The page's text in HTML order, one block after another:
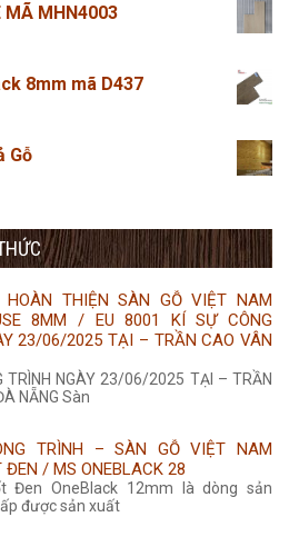
₫.
₫.
MÃ MHN4003
₫.
8mm mã D437
₫.
Gỗ
₫.
HOÀN THIỆN SÀN GỖ VIỆT NAM
8MM / EU 8001 KÍ SỰ CÔNG
23/06/2025 TẠI – TRẦN CAO VÂN
TRÌNH NGÀY 23/06/2025 TẠI – TRẦN
NẴNG Sàn
TRÌNH – SÀN GỖ VIỆT NAM
ĐEN / MS ONEBLACK 28
Đen OneBlack 12mm là dòng sản
được sản xuất